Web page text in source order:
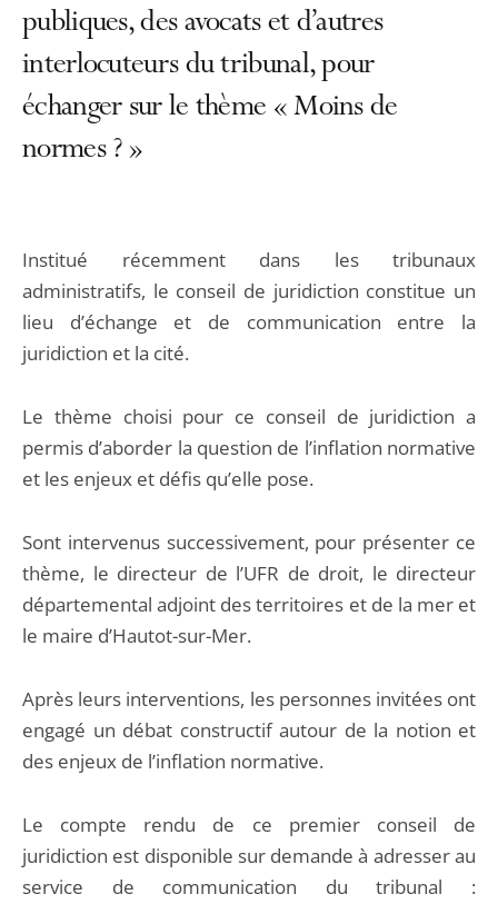
publiques, des avocats et d’autres
interlocuteurs du tribunal, pour
échanger sur le thème « Moins de
normes ? »
Institué récemment dans les tribunaux
administratifs, le conseil de juridiction constitue un
lieu d’échange et de communication entre la
juridiction et la cité.
Le thème choisi pour ce conseil de juridiction a
permis d’aborder la question de l’inflation normative
et les enjeux et défis qu’elle pose.
Sont intervenus successivement, pour présenter ce
thème, le directeur de l’UFR de droit, le directeur
départemental adjoint des territoires et de la mer et
le maire d’Hautot-sur-Mer.
Après leurs interventions, les personnes invitées ont
engagé un débat constructif autour de la notion et
des enjeux de l’inflation normative.
Le compte rendu de ce premier conseil de
juridiction est disponible sur demande à adresser au
service de communication du tribunal :